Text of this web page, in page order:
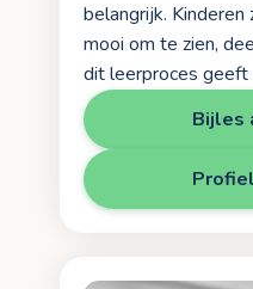
belangrijk. Kinderen
mooi om te zien,
dit leerproces geeft
Bijles